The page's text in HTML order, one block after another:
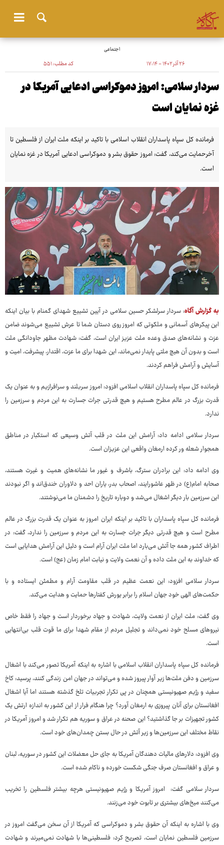
اجتماعی
۲۶ آذر ۱۴۰۲ - ۱۷:۱۴ کد مطلب:۵۵۱
سردار سلامی: امروز دموکراسی ادعایی آمریکا در
غزه نمایان است
فرمانده کل سپاه پاسداران انقلاب اسلامی با تاکید بر اینکه ملت ایران از فلسطین تا
آخرحمایت می‌کند، گفت: امروز حقوق بشر و دموکراسی ادعایی آمریکا در غزه نمایان
است.
به گزارش آگاه: سردار سرلشکر حسین سلامی در آیین تشییع شهدای گمنام با بیان اینکه
این پیکرهای آسمانی و ملکوتی که امروز روی دستان شما تا عرش تشییع می‌شوند ضامن
عزت و نشانه‌های صدق وعده ملت عزیز ایران است، گفت: شهادت مظهر جاودانگی ملت
است و بدون آن هیچ ملتی پایدار نمی‌ماند، این شهدا برای ما عزت، اقتدار، پیشرفت، امیت و
آسایش و آرامش فراهم کردند.
فرمانده کل سپاه پاسداران انقلاب اسلامی افزود: امروز سربلند و سرافرازیم و به عنوان یک
قدرت بزرگ در عالم مطرح هستیم و هیچ قدرتی جرات جسارت به این مردم و سرزمین را
ندارد.
سردار سلامی ادامه داد: آرامش این ملت در قلب آتش‌ وسیعی که استکبار در مناطق
همجوار شعله ور کرده ارمغان واقعی این عزیزان است.
وی ادامه داد: این برادران سترگ، باشرف و غیور ما نشانه‌های همیت و غیرت هستند،
صحابه امام(ع) در ظهر عاشورایند، اصحاب بدر، یاران احد و دلاوران خندق‌اند و اگر نبودند
این سرزمین بار دیگر اشغال می‌شد و دوباره تاریخ را دشمنان ما می‌نوشتند.
فرمانده کل سپاه پاسداران با تاکید بر اینکه ایران امروز به عنوان یک قدرت بزرگ در عالم
مطرح است و هیچ قدرتی دیگر جرات جسارت به این مردم و سرزمین را ندارد، گفت: در
اطراف کشور همه جا آتش می‌بارد اما ملت ایران آرام است و دلیل این آرامش هدایایی است
که خداوند به این ملت داده و آن نعمت ولایت و نیابت امام زمان (عج) است.
سردار سلامی افزود: این نعمت عظیم در قلب مقاومت آرام و مطمئن ایستاده و با
حکمت‌های الهی خود جهان اسلام را برابر یورش کفتارها حمایت و هدایت می‌کند.
وی گفت: ملت ایران از نعمت ولایت، شهادت و جهاد برخوردار است و جهاد را فقط خاص
نیروهای مسلح خود نمی‌داند و تجلیل مردم از مقام شهدا برای ما قوت قلب بی‌انتهایی
است.
فرمانده کل سپاه پاسداران انقلاب اسلامی با اشاره به اینکه آمریکا تصور می‌کند با اشغال
سرزمین و دفن ملت‌ها زیر آوار پیروز شده و می‌تواند در جهان امن زندگی کنند، پرسید: کاخ
سفید و رژیم صهیونیستی همچنان در پی تکرار تجربیات تلخ گذشته هستند اما آیا اشغال
افغانستان برای آنان پیروزی به ارمغان آورد؟ چرا هنگام فرار از این کشور به اندازه ارتش یک
کشور تجهیزات بر جا گذاشتید؟ این صحنه در عراق و سوریه هم تکرار شد و امروز آمریکا در
نقاط مختلف این سرزمین‌ها و زیر آتش در حال بستن چمدان‌های خود است.
وی افزود: دلارهای مالیات دهندگان آمریکا به جای حل معضلات این کشور در سوریه، لبنان
و عراق و افغانستان صرف جنگی شکست خورده‌ و ناکام شده‌ است.
سردار سلامی گفت: امروز آمریکا و رژیم صهیونیستی هرچه بیشتر فلسطین را تخریب
می‌کنند میخ‌های بیشتری بر تابوت خود می‌زنند.
وی با اشاره به اینکه آن حقوق بشر و دموکراسی که آمریکا از آن سخن می‌گفت امروز در
سرزمین فلسطین نمایان است، تصریح کرد: فلسطینی‌ها با شهادت نمی‌میرند و شهادت